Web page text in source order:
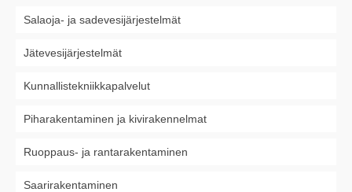
Salaoja- ja sadevesijärjestelmät
Jätevesijärjestelmät
Kunnallistekniikkapalvelut
Piharakentaminen ja kivirakennelmat
Ruoppaus- ja rantarakentaminen
Saarirakentaminen